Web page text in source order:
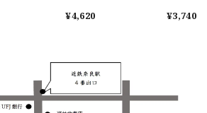
¥4,620
¥3,740